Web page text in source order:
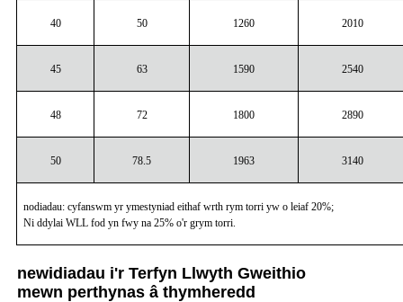
40 50 1260 2010
45 63 1590 2540
48 72 1800 2890
50 78.5 1963 3140
nodiadau: cyfanswm yr ymestyniad eithaf wrth rym torri yw o leiaf 20%;
Ni ddylai WLL fod yn fwy na 25% o'r grym torri.
newidiadau i'r Terfyn Llwyth Gweithio
mewn perthynas â thymheredd